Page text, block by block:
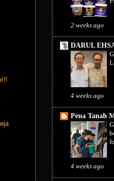
2 weeks ago
DARUL
4 weeks ago
Pena Tanah
4 weeks ago